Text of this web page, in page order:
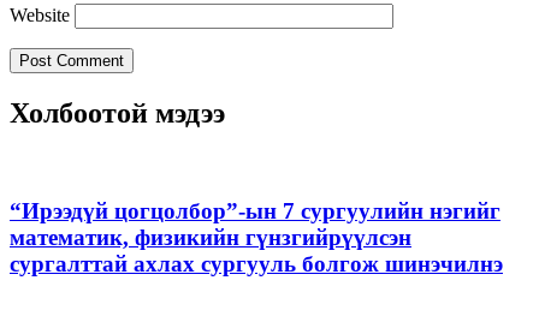
Website
Холбоотой мэдээ
“Ирээдүй цогцолбор”-ын 7 сургуулийн нэгийг
математик, физикийн гүнзгийрүүлсэн
сургалттай ахлах сургууль болгож шинэчилнэ